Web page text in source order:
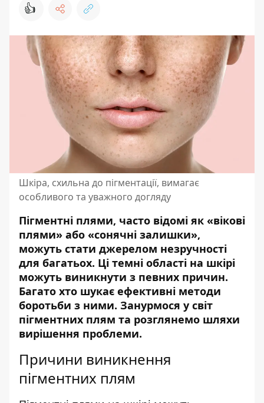
👍
Шкіра, схильна до пігментації, вимагає
особливого та уважного догляду
Пігментні плями, часто відомі як «вікові
плями» або «сонячні залишки»,
можуть стати джерелом незручності
для багатьох. Ці темні області на шкірі
можуть виникнути з певних причин.
Багато хто шукає ефективні методи
боротьби з ними. Занурмося у світ
пігментних плям та розглянемо шляхи
вирішення проблеми.
Причини виникнення
пігментних плям